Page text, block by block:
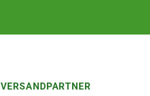
VERSANDPARTNER